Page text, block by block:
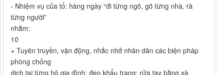
- Nhiệm vụ của tổ: hàng ngày “đi từng ngõ, gõ từng nhà, rà
từng người”
nhằm:
10
+ Tuyên truyền, vận động, nhắc nhở nhân dân các biện pháp
phòng chống
dịch tại từng hộ gia đình: đeo khẩu trang; rửa tay bằng xà